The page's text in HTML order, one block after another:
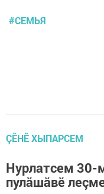
#СЕМЬЯ
ÇӖНӖ ХЫПАРСЕМ
Нурлатсем 30-
пулăшăвӗ